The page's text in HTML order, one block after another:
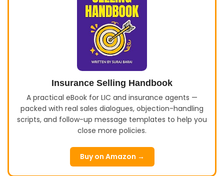
Insurance Selling Handbook
A practical eBook for LIC and insurance agents —
packed with real sales dialogues, objection-handling
scripts, and follow-up message templates to help you
close more policies.
Buy on Amazon →